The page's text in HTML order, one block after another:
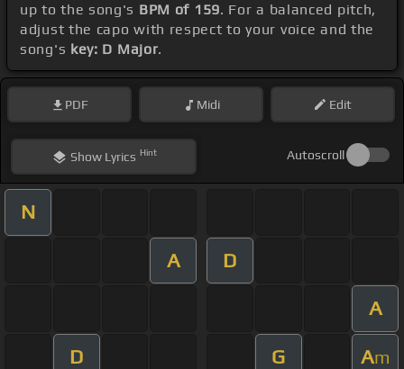
up to the song's BPM of 159. For a balanced pitch,
adjust the capo with respect to your voice and the
song's key: D Major.
PDF Midi Edit
ShowLyrics Hint Autoscroll
N
A D
A
D G Am